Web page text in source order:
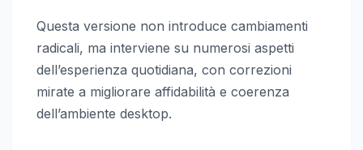
Questa versione non introduce cambiamenti
radicali, ma interviene su numerosi aspetti
dell’esperienza quotidiana, con correzioni
mirate a migliorare affidabilità e coerenza
dell’ambiente desktop.